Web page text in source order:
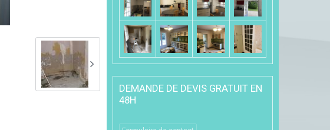
DEMANDE DE DEVIS GRATUIT EN
48H